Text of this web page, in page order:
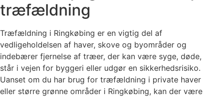
træfældning
Træfældning i Ringkøbing er en vigtig del af
vedligeholdelsen af haver, skove og byområder og
indebærer fjernelse af træer, der kan være syge, døde,
står i vejen for byggeri eller udgør en sikkerhedsrisiko.
Uanset om du har brug for træfældning i private haver
eller større grønne områder i Ringkøbing, kan der være